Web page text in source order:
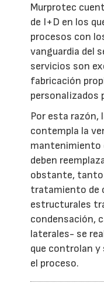
Murprotec
de I+D en los
procesos con
vanguardia del
servicios son
fabricación
personalizados
Por esta razón,
contempla la
mantenimiento
deben
obstante, tanto
tratamiento de
estructurales
condensación,
laterales- se
que controlan y
el proceso.